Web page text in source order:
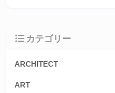
カテゴリー
ARCHITECT
ART